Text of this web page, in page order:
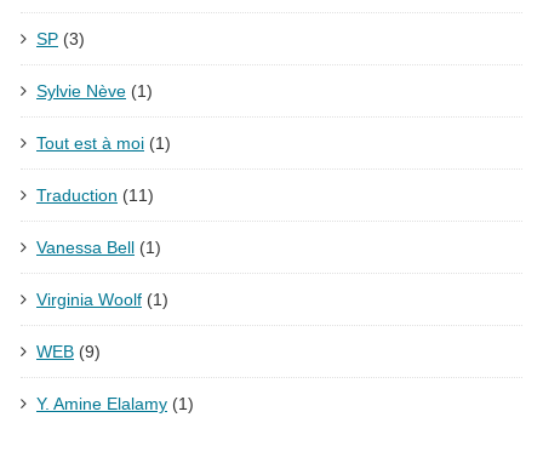
SP (3)
Sylvie Nève (1)
Tout est à moi (1)
Traduction (11)
Vanessa Bell (1)
Virginia Woolf (1)
WEB (9)
Y. Amine Elalamy (1)